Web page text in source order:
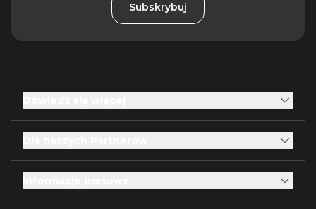
Subskrybuj